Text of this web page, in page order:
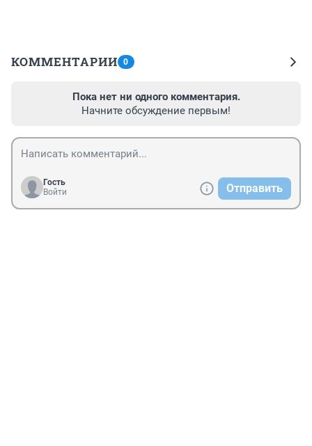
КОММЕНТАРИИ 0
Пока нет ни одного комментария.
Начните обсуждение первым!
Гость
Войти
Отправить